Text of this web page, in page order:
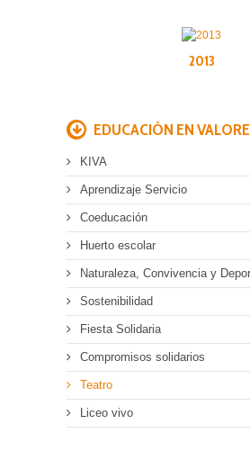
2013
EDUCACIÓN EN
KIVA
Aprendizaje Servicio
Coeducación
Huerto escolar
Naturaleza, Convivencia y
Sostenibilidad
Fiesta Solidaria
Compromisos solidarios
Teatro
Liceo vivo